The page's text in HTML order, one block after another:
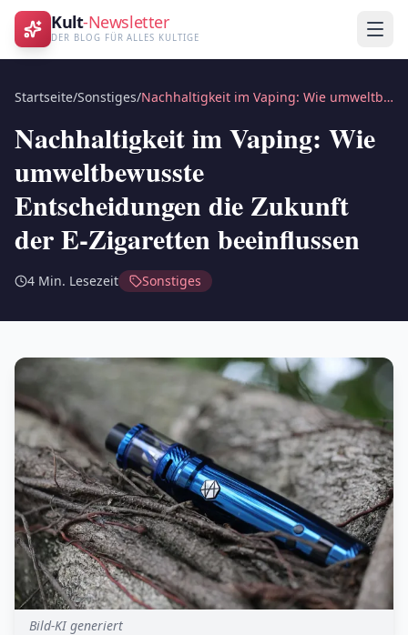
Kult-Newsletter
DER BLOG FÜR ALLES KULTIGE
Startseite/Sonstiges/ Nachhaltigkeit im Vaping: Wie umweltbewusste Entscheidungen die Zukunft der E-Zigaretten beeinflussen
Nachhaltigkeit im Vaping: Wie
umweltbewusste
Entscheidungen die Zukunft
der E-Zigaretten beeinflussen
4 Min. Lesezeit Sonstiges
Bild-KI generiert